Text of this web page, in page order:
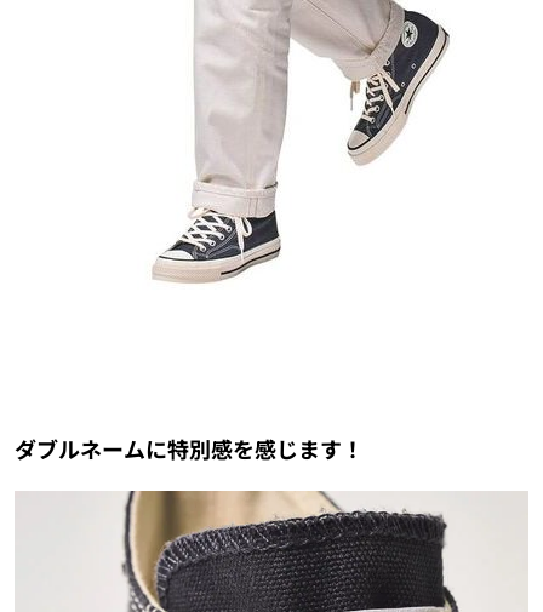
ダブルネームに特別感を感じます！